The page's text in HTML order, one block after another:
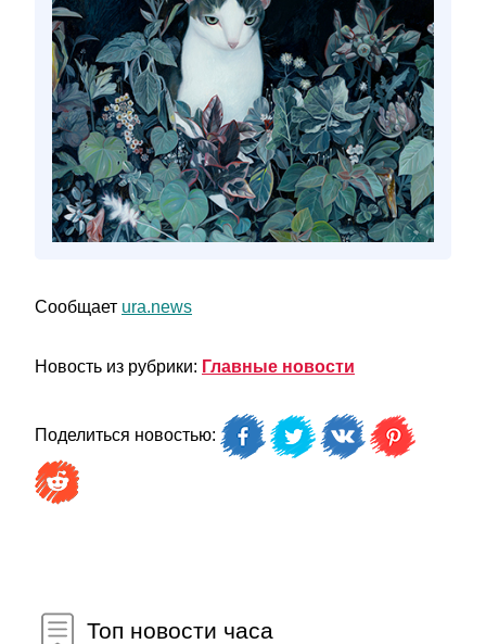
Сообщает ura.news
Новость из рубрики: Главные новости
Поделиться новостью:
Топ новости часа